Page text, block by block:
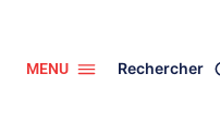
MENU Rechercher